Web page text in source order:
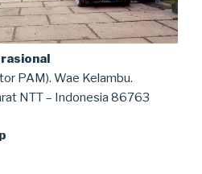
PAM). Wae Kelambu.
NTT – Indonesia 86763